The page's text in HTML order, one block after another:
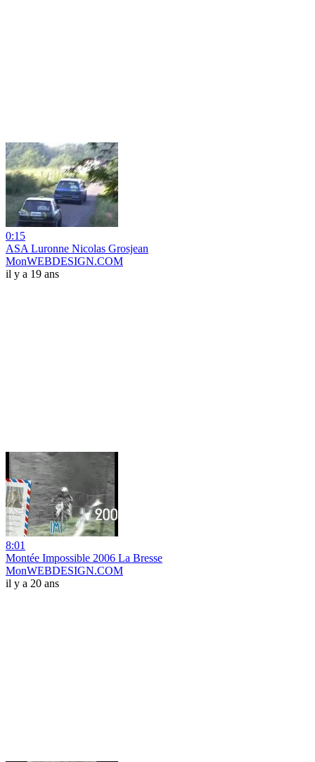
0:15
ASA Luronne Nicolas Grosjean
MonWEBDESIGN.COM
il y a 19 ans
8:01
Montée Impossible 2006 La Bresse
MonWEBDESIGN.COM
il y a 20 ans